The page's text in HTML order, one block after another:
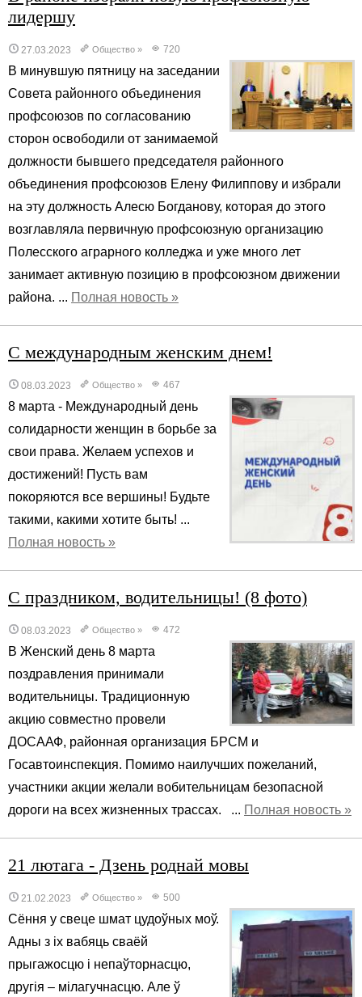
лидершу
27.03.2023 Общество » 720
В минувшую пятницу на заседании
Совета районного объединения
профсоюзов по согласованию
сторон освободили от занимаемой
должности бывшего председателя районного
объединения профсоюзов Елену Филиппову и избрали
на эту должность Алесю Богданову, которая до этого
возглавляла первичную профсоюзную организацию
Полесского аграрного колледжа и уже много лет
занимает активную позицию в профсоюзном движении
района. ... Полная новость »
С международным женским днем!
08.03.2023 Общество » 467
8 марта - Международный день
солидарности женщин в борьбе за
свои права. Желаем успехов и
достижений! Пусть вам
покоряются все вершины! Будьте
такими, какими хотите быть! ...
Полная новость »
С праздником, водительницы! (8 фото)
08.03.2023 Общество » 472
В Женский день 8 марта
поздравления принимали
водительницы. Традиционную
акцию совместно провели
ДОСААФ, районная организация БРСМ и
Госавтоинспекция. Помимо наилучших пожеланий,
участники акции желали вобительницам безопасной
дороги на всех жизненных трассах. ... Полная новость »
21 лютага - Дзень роднай мовы
21.02.2023 Общество » 500
Cёння у свеце шмат цудоўных моў.
Адны з іх вабяць сваёй
прыгажосцю і непаўторнасцю,
другія – мілагучнасцю. Але ў